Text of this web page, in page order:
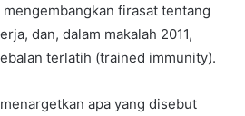
mengembangkan firasat tentang
dan, dalam makalah 2011,
terlatih (trained immunity).
apa yang disebut